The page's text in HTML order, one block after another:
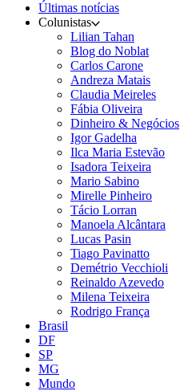
Últimas notícias
Colunistas
Lilian Tahan
Blog do Noblat
Carlos Carone
Andreza Matais
Claudia Meireles
Fábia Oliveira
Dinheiro & Negócios
Igor Gadelha
Ilca Maria Estevão
Isadora Teixeira
Mario Sabino
Mirelle Pinheiro
Tácio Lorran
Manoela Alcântara
Lucas Pasin
Tiago Pavinatto
Demétrio Vecchioli
Reinaldo Azevedo
Milena Teixeira
Rodrigo França
Brasil
DF
SP
MG
Mundo